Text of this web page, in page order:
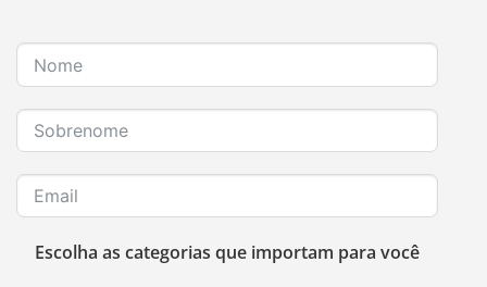
Escolha as categorias que importam para você